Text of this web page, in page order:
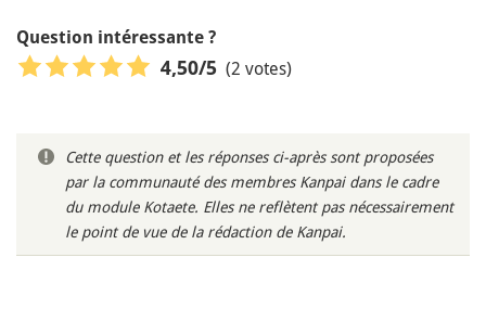
Question intéressante ?
4,50/5 (2 votes)
Cette question et les réponses ci-après sont proposées
par la communauté des membres Kanpai dans le cadre
du module Kotaete. Elles ne reflètent pas nécessairement
le point de vue de la rédaction de Kanpai.